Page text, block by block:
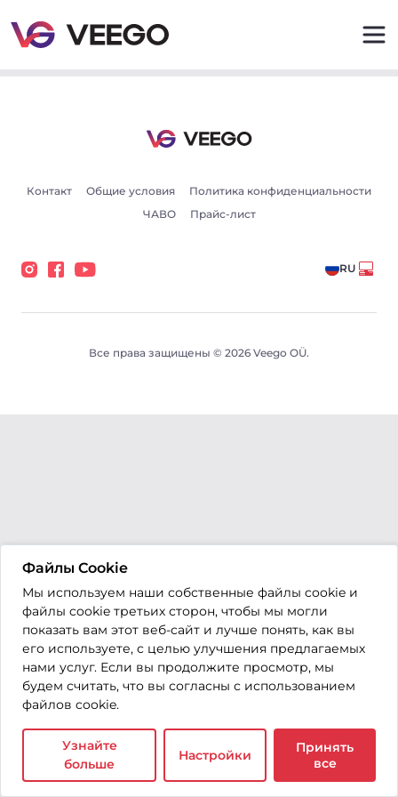
Файлы Cookie
Мы используем наши собственные файлы cookie и
файлы cookie третьих сторон, чтобы мы могли
показать вам этот веб-сайт и лучше понять, как вы
его используете, с целью улучшения предлагаемых
нами услуг. Если вы продолжите просмотр, мы
будем считать, что вы согласны с использованием
файлов cookie.
Узнайте
больше
Настройки
Принять
все
Контакт Общие условия
Политика конфиденциальности
ЧАВО
Прайс-лист
RU
Все права защищены © 2026 Veego OÜ.